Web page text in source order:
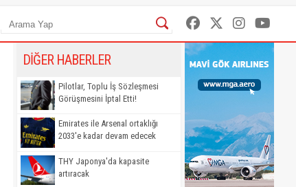
DİĞER HABERLER
Pilotlar, Toplu İş Sözleşmesi
Görüşmesini İptal Etti!
Emirates ile Arsenal ortaklığı
2033'e kadar devam edecek
THY Japonya'da kapasite
artıracak